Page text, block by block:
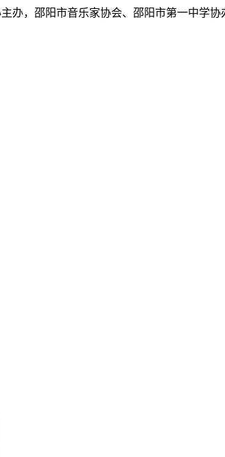
办，邵阳市音乐家协会、邵阳市第一中学协